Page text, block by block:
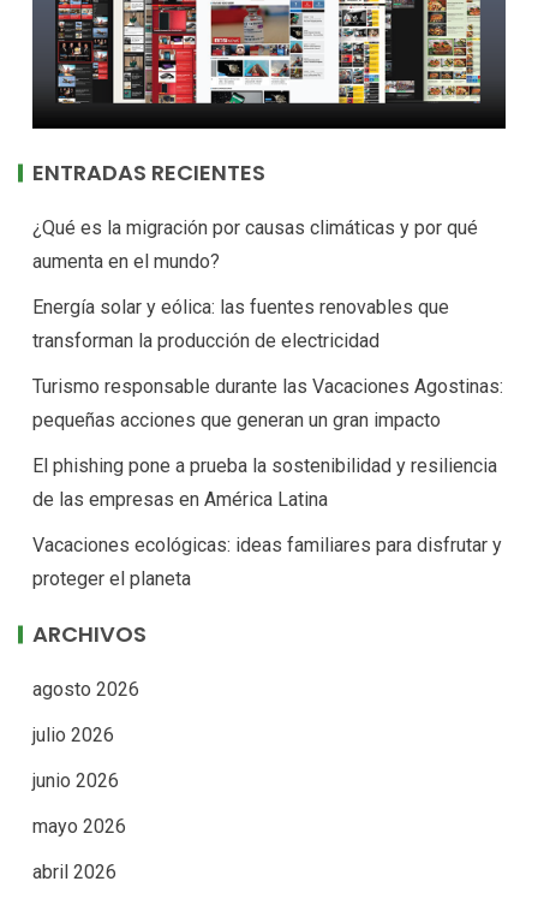
ENTRADAS RECIENTES
¿Qué es la migración por causas climáticas y por qué
aumenta en el mundo?
Energía solar y eólica: las fuentes renovables que
transforman la producción de electricidad
Turismo responsable durante las Vacaciones Agostinas:
pequeñas acciones que generan un gran impacto
El phishing pone a prueba la sostenibilidad y resiliencia
de las empresas en América Latina
Vacaciones ecológicas: ideas familiares para disfrutar y
proteger el planeta
ARCHIVOS
agosto 2026
julio 2026
junio 2026
mayo 2026
abril 2026